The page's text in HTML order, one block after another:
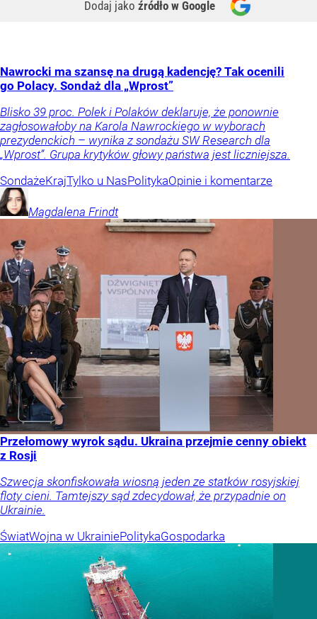
Dodaj jako źródło w Google
Nawrocki ma szansę na drugą kadencję? Tak ocenili
go Polacy. Sondaż dla „Wprost”
Blisko 39 proc. Polek i Polaków deklaruje, że ponownie
zagłosowałoby na Karola Nawrockiego w wyborach
prezydenckich – wynika z sondażu SW Research dla
„Wprost”. Grupa krytyków głowy państwa jest liczniejsza.
SondażeKrajTylko u NasPolitykaOpinie i komentarze
Magdalena Frindt
Przełomowy wyrok sądu. Ukraina przejmie cenny obiekt
z Rosji
Szwecja skonfiskowała wiosną jeden ze statków rosyjskiej
floty cieni. Tamtejszy sąd zdecydował, że przypadnie on
Ukrainie.
ŚwiatWojna w UkrainiePolitykaGospodarka